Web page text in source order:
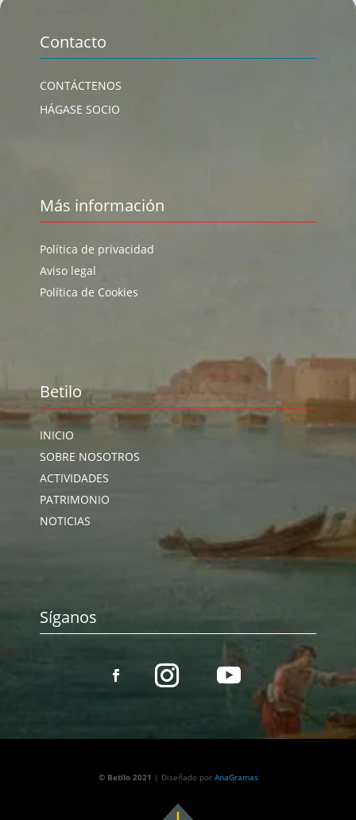
Contacto
CONTÁCTENOS
HÁGASE SOCIO
Más información
Política de privacidad
Aviso legal
Política de Cookies
Betilo
INICIO
SOBRE NOSOTROS
ACTIVIDADES
PATRIMONIO
NOTICIAS
Síganos
© Betilo 2021 | Diseñado por AnaGramas